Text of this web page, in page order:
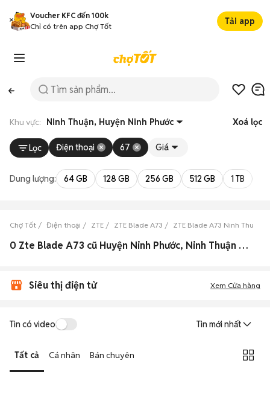
Voucher KFC đến 100k
Chỉ có trên app Chợ Tốt
Tải app
Khu vực: Ninh Thuận, Huyện Ninh Phước Xoá lọc
Lọc Điện thoại 67 Giá
Dung lượng: 64 GB 128 GB 256 GB 512 GB 1 TB
Chợ Tốt Điện thoại ZTE ZTE Blade A73 ZTE Blade A73 Ninh Thuận
0 Zte Blade A73 cũ Huyện Ninh Phước, Ninh Thuận đẹp
Siêu thị điện tử Xem Cửa hàng
Tin có video Tin mới nhất
Tất cả Cá nhân Bán chuyên